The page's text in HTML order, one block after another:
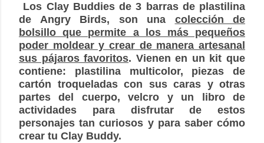
Los Clay Buddies de 3 barras de plastilina
de Angry Birds, son una
colección de
bolsillo que permite a los más pequeños
poder moldear y crear de manera artesanal
sus pájaros favoritos. Vienen en un kit que
contiene: plastilina multicolor, piezas de
cartón troqueladas con sus caras y otras
partes del cuerpo, velcro y un libro de
actividades para disfrutar de estos
personajes tan curiosos y para saber cómo
crear tu Clay Buddy.